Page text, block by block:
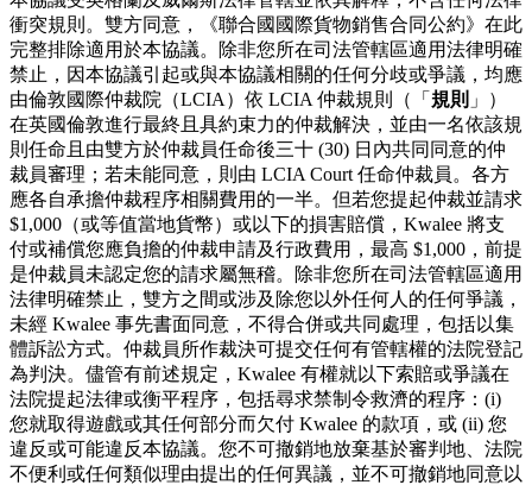
衝突規則。雙方同意，《聯合國國際貨物銷售合同公約》在此
完整排除適用於本協議。除非您所在司法管轄區適用法律明確
禁止，因本協議引起或與本協議相關的任何分歧或爭議，均應
由倫敦國際仲裁院（LCIA）依 LCIA 仲裁規則（「 規則 」）
在英國倫敦進行最終且具約束力的仲裁解決，並由一名依該規
則任命且由雙方於仲裁員任命後三十 (30) 日內共同同意的仲
裁員審理；若未能同意，則由 LCIA Court 任命仲裁員。各方
應各自承擔仲裁程序相關費用的一半。但若您提起仲裁並請求
$1,000（或等值當地貨幣）或以下的損害賠償，Kwalee 將支
付或補償您應負擔的仲裁申請及行政費用，最高 $1,000，前提
是仲裁員未認定您的請求屬無稽。除非您所在司法管轄區適用
法律明確禁止，雙方之間或涉及除您以外任何人的任何爭議，
未經 Kwalee 事先書面同意，不得合併或共同處理，包括以集
體訴訟方式。仲裁員所作裁決可提交任何有管轄權的法院登記
為判決。儘管有前述規定，Kwalee 有權就以下索賠或爭議在
法院提起法律或衡平程序，包括尋求禁制令救濟的程序：(i)
您就取得遊戲或其任何部分而欠付 Kwalee 的款項，或 (ii) 您
違反或可能違反本協議。您不可撤銷地放棄基於審判地、法院
不便利或任何類似理由提出的任何異議，並不可撤銷地同意以